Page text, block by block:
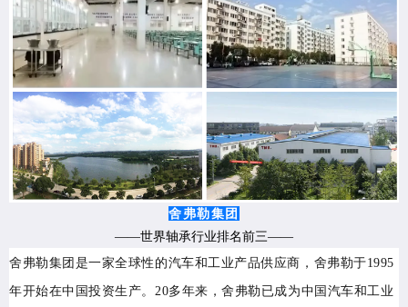
舍弗勒集团
——世界轴承行业排名前三——
舍弗勒集团是一家全球性的汽车和工业产品供应商， 舍弗勒于1995
年开始在中国投资生产。20多年来，舍弗勒已成为中国汽车和工业